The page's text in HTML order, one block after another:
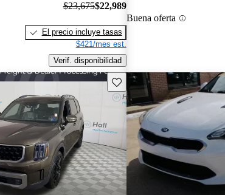
$23,675$22,989
El precio incluye tasas
$421/mes est.
Verif. disponibilidad
Buena oferta
Guarda este Aviso